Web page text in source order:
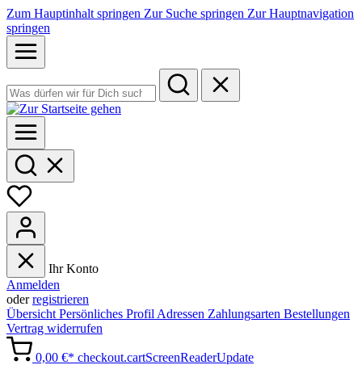
Zum Hauptinhalt springen Zur Suche springen Zur Hauptnavigation
springen
Ihr Konto
Anmelden
oderregistrieren
Übersicht Persönliches Profil Adressen Zahlungsarten Bestellungen
Vertrag widerrufen
0,00 €* checkout.cartScreenReaderUpdate